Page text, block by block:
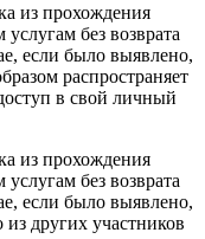
из прохождения
без возврата
если было выявлено,
распространяет
в свой личный
из прохождения
без возврата
если было выявлено,
других участников